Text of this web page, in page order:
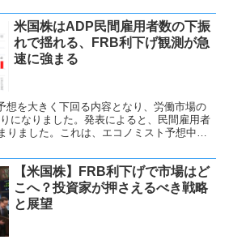
全体にも大きな注目を集めています。
米国株はADP民間雇用者数の下振
れで揺れる、FRB利下げ観測が急
速に強まる
想を大きく下回る内容となり、労働市場の
になりました。発表によると、民間雇用者
りました。これは、エコノミスト予想中央
【米国株】FRB利下げで市場はど
こへ？投資家が押さえるべき戦略
と展望